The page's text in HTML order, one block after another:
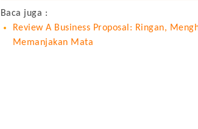
Baca juga :
Review A Business Proposal: Ringan,
Memanjakan Mata